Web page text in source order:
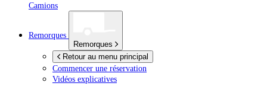
Camions
Remorques
Remorques
Retour au menu principal
Commencer une réservation
Vidéos explicatives